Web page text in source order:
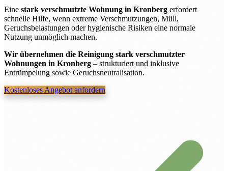
Eine stark verschmutzte Wohnung in Kronberg erfordert
schnelle Hilfe, wenn extreme Verschmutzungen, Müll,
Geruchsbelastungen oder hygienische Risiken eine normale
Nutzung unmöglich machen.
Wir übernehmen die Reinigung stark verschmutzter
Wohnungen in Kronberg – strukturiert und inklusive
Entrümpelung sowie Geruchsneutralisation.
Kostenloses Angebot anfordern